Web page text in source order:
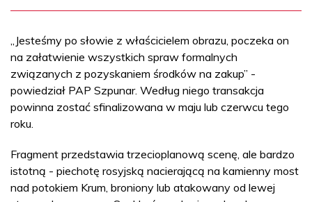
„Jesteśmy po słowie z właścicielem obrazu, poczeka on
na załatwienie wszystkich spraw formalnych
związanych z pozyskaniem środków na zakup” -
powiedział PAP Szpunar. Według niego transakcja
powinna zostać sfinalizowana w maju lub czerwcu tego
roku.
Fragment przedstawia trzecioplanową scenę, ale bardzo
istotną - piechotę rosyjską nacierającą na kamienny most
nad potokiem Krum, broniony lub atakowany od lewej